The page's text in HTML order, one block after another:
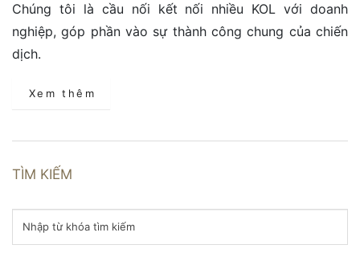
Chúng tôi là cầu nối kết nối nhiều KOL với doanh
nghiệp, góp phần vào sự thành công chung của chiến
dịch.
Xem thêm
TÌM KIẾM